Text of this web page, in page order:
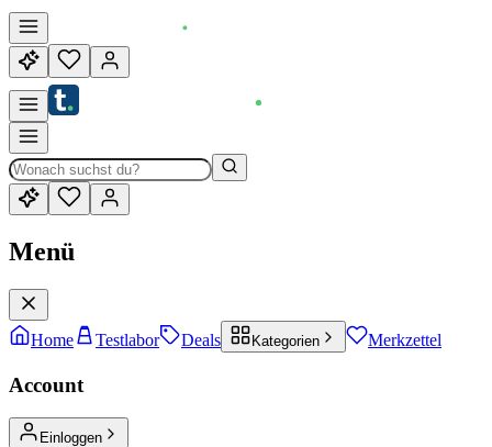
Menü
Home Testlabor Deals Kategorien Merkzettel
Account
Einloggen